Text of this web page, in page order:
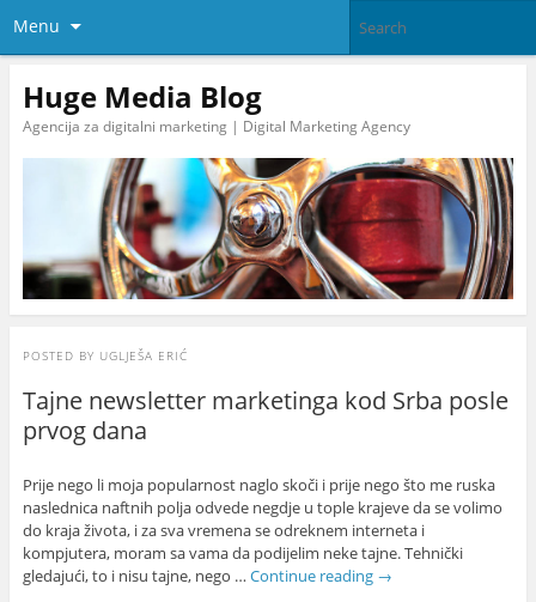
Menu
Huge Media Blog
Agencija za digitalni marketing | Digital Marketing Agency
POSTED BY UGLJEŠA ERIĆ
Tajne newsletter marketinga kod Srba posle
prvog dana
Prije nego li moja popularnost naglo skoči i prije nego što me ruska
naslednica naftnih polja odvede negdje u tople krajeve da se volimo
do kraja života, i za sva vremena se odreknem interneta i
kompjutera, moram sa vama da podijelim neke tajne. Tehnički
gledajući, to i nisu tajne, nego … Continue reading →